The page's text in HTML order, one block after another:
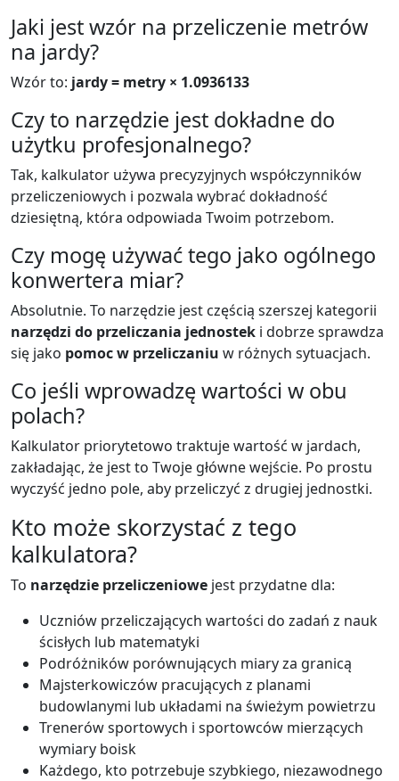
Jaki jest wzór na przeliczenie metrów
na jardy?
Wzór to: jardy = metry × 1.0936133
Czy to narzędzie jest dokładne do
użytku profesjonalnego?
Tak, kalkulator używa precyzyjnych współczynników
przeliczeniowych i pozwala wybrać dokładność
dziesiętną, która odpowiada Twoim potrzebom.
Czy mogę używać tego jako ogólnego
konwertera miar?
Absolutnie. To narzędzie jest częścią szerszej kategorii
narzędzi do przeliczania jednostek i dobrze sprawdza
się jako pomoc w przeliczaniu w różnych sytuacjach.
Co jeśli wprowadzę wartości w obu
polach?
Kalkulator priorytetowo traktuje wartość w jardach,
zakładając, że jest to Twoje główne wejście. Po prostu
wyczyść jedno pole, aby przeliczyć z drugiej jednostki.
Kto może skorzystać z tego
kalkulatora?
To narzędzie przeliczeniowe jest przydatne dla:
Uczniów przeliczających wartości do zadań z nauk
ścisłych lub matematyki
Podróżników porównujących miary za granicą
Majsterkowiczów pracujących z planami
budowlanymi lub układami na świeżym powietrzu
Trenerów sportowych i sportowców mierzących
wymiary boisk
Każdego, kto potrzebuje szybkiego, niezawodnego